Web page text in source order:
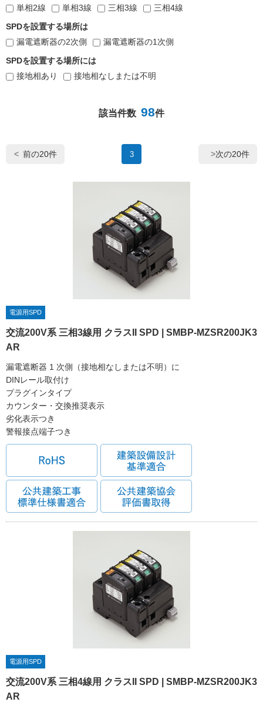
単相2線
単相3線 三相3線
三相4線
SPDを設置する場所は
漏電遮断器の2次側
漏電遮断器の1次側
SPDを設置する場所には
接地相あり
接地相なしまたは不明
該当件数 98件
前の20件 3 次の20件
電源用SPD
交流200V系 三相3線用 クラスII SPD | SMBP-MZSR200JK3
AR
漏電遮断器 1 次側（接地相なしまたは不明）に
DINレール取付け
プラグインタイプ
カウンター・交換推奨表示
劣化表示つき
警報接点端子つき
電源用SPD
交流200V系 三相4線用 クラスII SPD | SMBP-MZSR200JK3
AR